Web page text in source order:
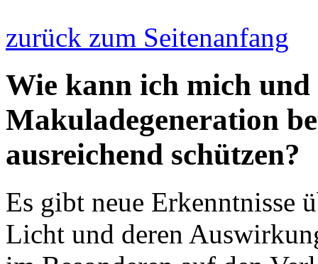
zurück zum Seitenanfang
Wie kann ich mich und
Makuladegeneration
ausreichend schützen?
Es gibt neue Erkenntnisse
Licht und deren